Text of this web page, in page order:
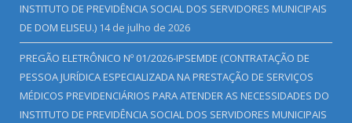
INSTITUTO DE PREVIDÊNCIA SOCIAL DOS SERVIDORES MUNICIPAIS
DE DOM ELISEU.) 14 de julho de 2026
PREGÃO ELETRÔNICO Nº 01/2026-IPSEMDE (CONTRATAÇÃO DE
PESSOA JURÍDICA ESPECIALIZADA NA PRESTAÇÃO DE SERVIÇOS
MÉDICOS PREVIDENCIÁRIOS PARA ATENDER AS NECESSIDADES DO
INSTITUTO DE PREVIDÊNCIA SOCIAL DOS SERVIDORES MUNICIPAIS